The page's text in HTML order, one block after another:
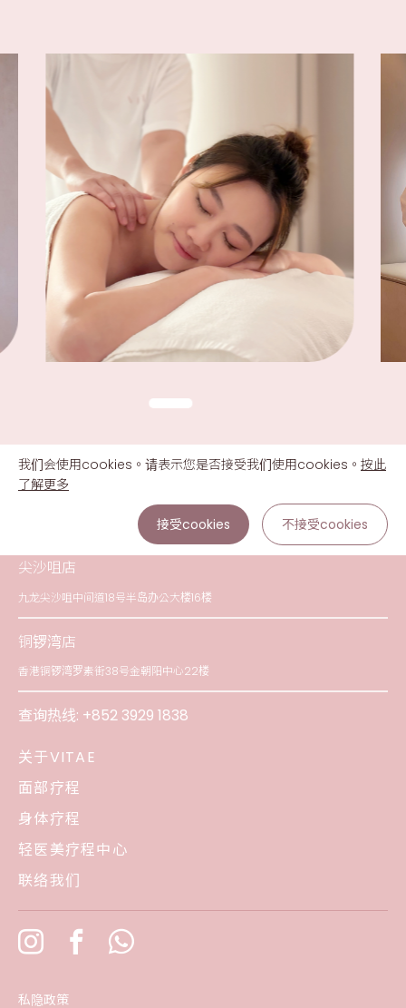
我们会使用cookies。请表示您是否接受我们使用cookies。 按此
了解更多
接受cookies 不接受cookies
尖沙咀店
九龙尖沙咀中间道18号半岛办公大楼16楼
铜锣湾店
香港铜锣湾罗素街38号金朝阳中心22楼
查询热线: +852 3929 1838
关于VITAE
面部疗程
身体疗程
轻医美疗程中心
联络我们
私隐政策